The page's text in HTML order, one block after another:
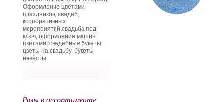
Оформление цветами
праздников, свадеб,
корпоративных
мероприятий,свадьба под
ключ, оформление машин
цветами, свадебные букеты,
цветы на свадьбу, букеты
невесты.
Розы в ассортименте